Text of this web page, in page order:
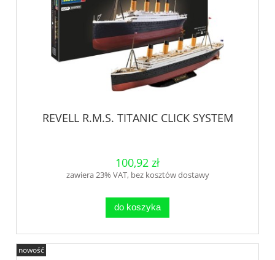
REVELL R.M.S. TITANIC CLICK SYSTEM
100,92 zł
zawiera 23% VAT, bez kosztów dostawy
do koszyka
nowość